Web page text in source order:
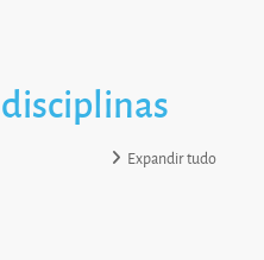
Expandir tudo